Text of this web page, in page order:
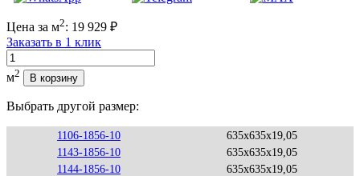
Цена за м2: 19 929 ₽
Заказать в 1 клик
Количество
м2 В корзину
Выбрать другой размер:
1106-1856-10
635x635x19,05
1143-1856-10
635x635x19,05
1144-1856-10
635x635x19,05